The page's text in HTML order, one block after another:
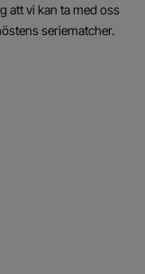
att vi kan ta med oss
seriematcher.